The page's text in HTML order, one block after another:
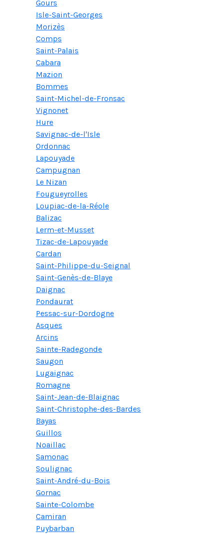
Gours
Isle-Saint-Georges
Morizès
Comps
Saint-Palais
Cabara
Mazion
Bommes
Saint-Michel-de-Fronsac
Vignonet
Hure
Savignac-de-l'Isle
Ordonnac
Lapouyade
Campugnan
Le Nizan
Fougueyrolles
Loupiac-de-la-Réole
Balizac
Lerm-et-Musset
Tizac-de-Lapouyade
Cardan
Saint-Philippe-du-Seignal
Saint-Genès-de-Blaye
Daignac
Pondaurat
Pessac-sur-Dordogne
Asques
Arcins
Sainte-Radegonde
Saugon
Lugaignac
Romagne
Saint-Jean-de-Blaignac
Saint-Christophe-des-Bardes
Bayas
Guillos
Noaillac
Samonac
Soulignac
Saint-André-du-Bois
Gornac
Sainte-Colombe
Camiran
Puybarban